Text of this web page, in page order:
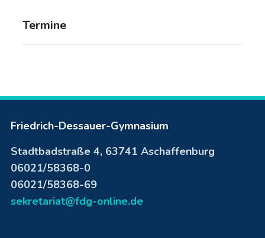
Termine
Friedrich-Dessauer-Gymnasium
Stadtbadstraße 4, 63741 Aschaffenburg
06021/58368-0
06021/58368-69
sekretariat@fdg-online.de